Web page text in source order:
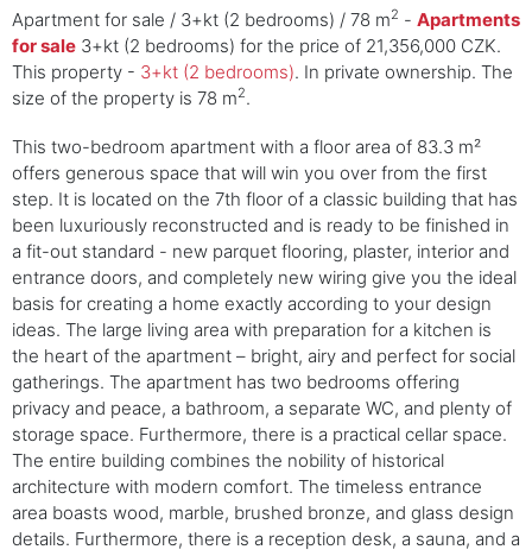
Apartment for sale / 3+kt (2 bedrooms) / 78 m2 - Apartments
for sale 3+kt (2 bedrooms) for the price of 21,356,000 CZK.
This property - 3+kt (2 bedrooms). In private ownership. The
size of the property is 78 m2.
This two-bedroom apartment with a floor area of 83.3 m²
offers generous space that will win you over from the first
step. It is located on the 7th floor of a classic building that has
been luxuriously reconstructed and is ready to be finished in
a fit-out standard - new parquet flooring, plaster, interior and
entrance doors, and completely new wiring give you the ideal
basis for creating a home exactly according to your design
ideas. The large living area with preparation for a kitchen is
the heart of the apartment – bright, airy and perfect for social
gatherings. The apartment has two bedrooms offering
privacy and peace, a bathroom, a separate WC, and plenty of
storage space. Furthermore, there is a practical cellar space.
The entire building combines the nobility of historical
architecture with modern comfort. The timeless entrance
area boasts wood, marble, brushed bronze, and glass design
details. Furthermore, there is a reception desk, a sauna, and a